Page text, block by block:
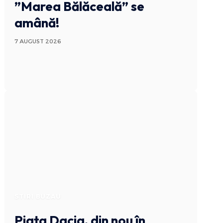
”Marea Bălăceală” se
amână!
7 AUGUST 2026